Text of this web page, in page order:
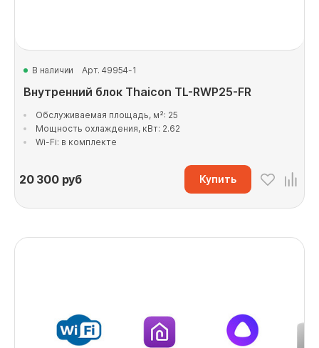
В наличии Арт. 49954-1
Внутренний блок Thaicon TL-RWP25-FR
Обслуживаемая площадь, м²: 25
Мощность охлаждения, кВт: 2.62
Wi-Fi: в комплекте
20 300руб Купить